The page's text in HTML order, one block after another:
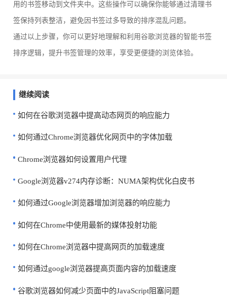
用的书签移动到文件夹中。这些操作可以确保你能够通过清理书
签保持列表整洁，避免因书签过多导致的排序混乱问题。
通过以上步骤，你可以更好地理解和利用谷歌浏览器的智能书签
排序逻辑，提升书签管理的效率，享受更便捷的浏览体验。
继续阅读
如何在谷歌浏览器中提高动态网页的响应能力
如何通过Chrome浏览器优化网页中的字体加载
Chrome浏览器如何设置用户代理
Google浏览器v274内存诊断：NUMA架构优化白皮书
如何通过Google浏览器增加浏览器的响应能力
如何在Chrome中使用最新的媒体投射功能
如何在Chrome浏览器中提高网页的加载速度
如何通过google浏览器提高页面内容的加载速度
谷歌浏览器如何减少页面中的JavaScript阻塞问题